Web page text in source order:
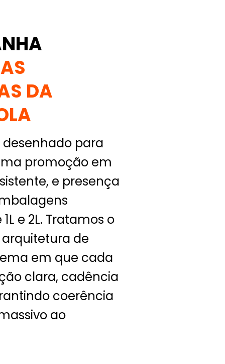
DA
para
promoção em
e presença
e 2L. Tratamos o
de
em que cada
clara, cadência
coerência
ao